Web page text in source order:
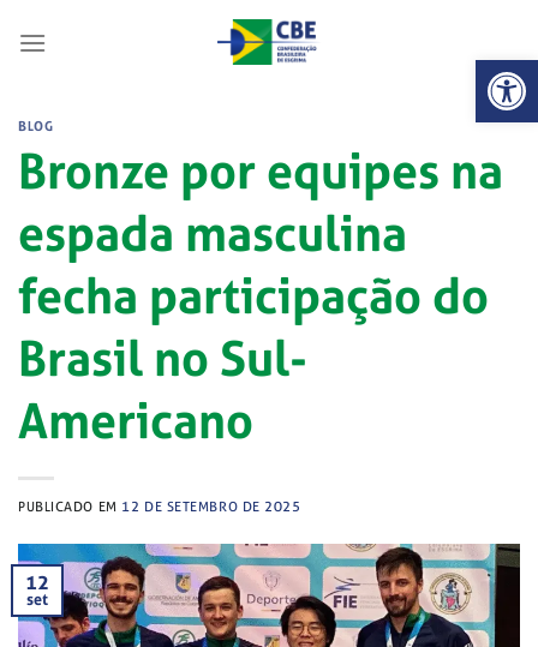
Abrir
BLOG
Bronze por equipes na
espada masculina
fecha participação do
Brasil no Sul-
Americano
PUBLICADO EM 12 DE SETEMBRO DE 2025
12
set